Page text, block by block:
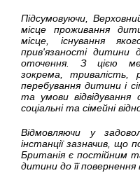
Підсумовуючи,
місце проживання
місце, існування
прив'язаності дитини
оточення. З цією
зокрема, тривалість,
перебування дитини і
та умови відвідування
соціальні та сімейні
Відмовляючи у
інстанції зазначив, що
Британія є постійним
дитини до її повернення